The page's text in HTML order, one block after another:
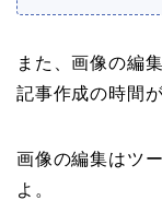
また、画像の編
記事作成の時間
画像の編集はツ
よ。